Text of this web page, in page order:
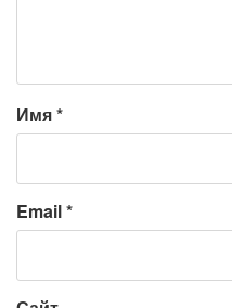
Имя*
Email*